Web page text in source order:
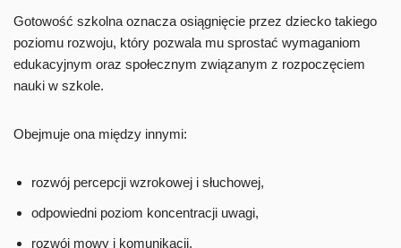
Gotowość szkolna oznacza osiągnięcie przez dziecko takiego
poziomu rozwoju, który pozwala mu sprostać wymaganiom
edukacyjnym oraz społecznym związanym z rozpoczęciem
nauki w szkole.
Obejmuje ona między innymi:
rozwój percepcji wzrokowej i słuchowej,
odpowiedni poziom koncentracji uwagi,
rozwój mowy i komunikacji,